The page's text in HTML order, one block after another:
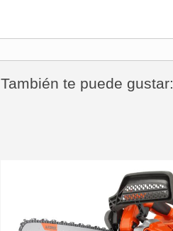
También te puede gustar: